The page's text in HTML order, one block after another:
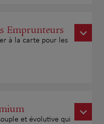
Emprunteurs
à la carte pour les
et évolutive qui